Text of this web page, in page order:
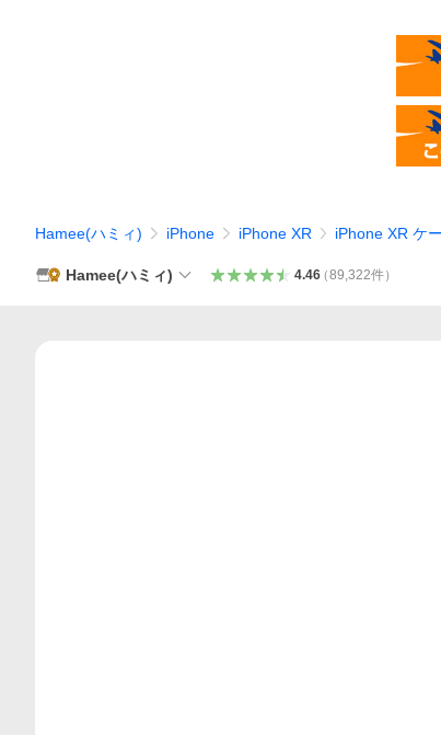
Hamee(ハミィ) iPhone iPhone XR iPhone XR ケ
Hamee(ハミィ) 4.46（89,322件）